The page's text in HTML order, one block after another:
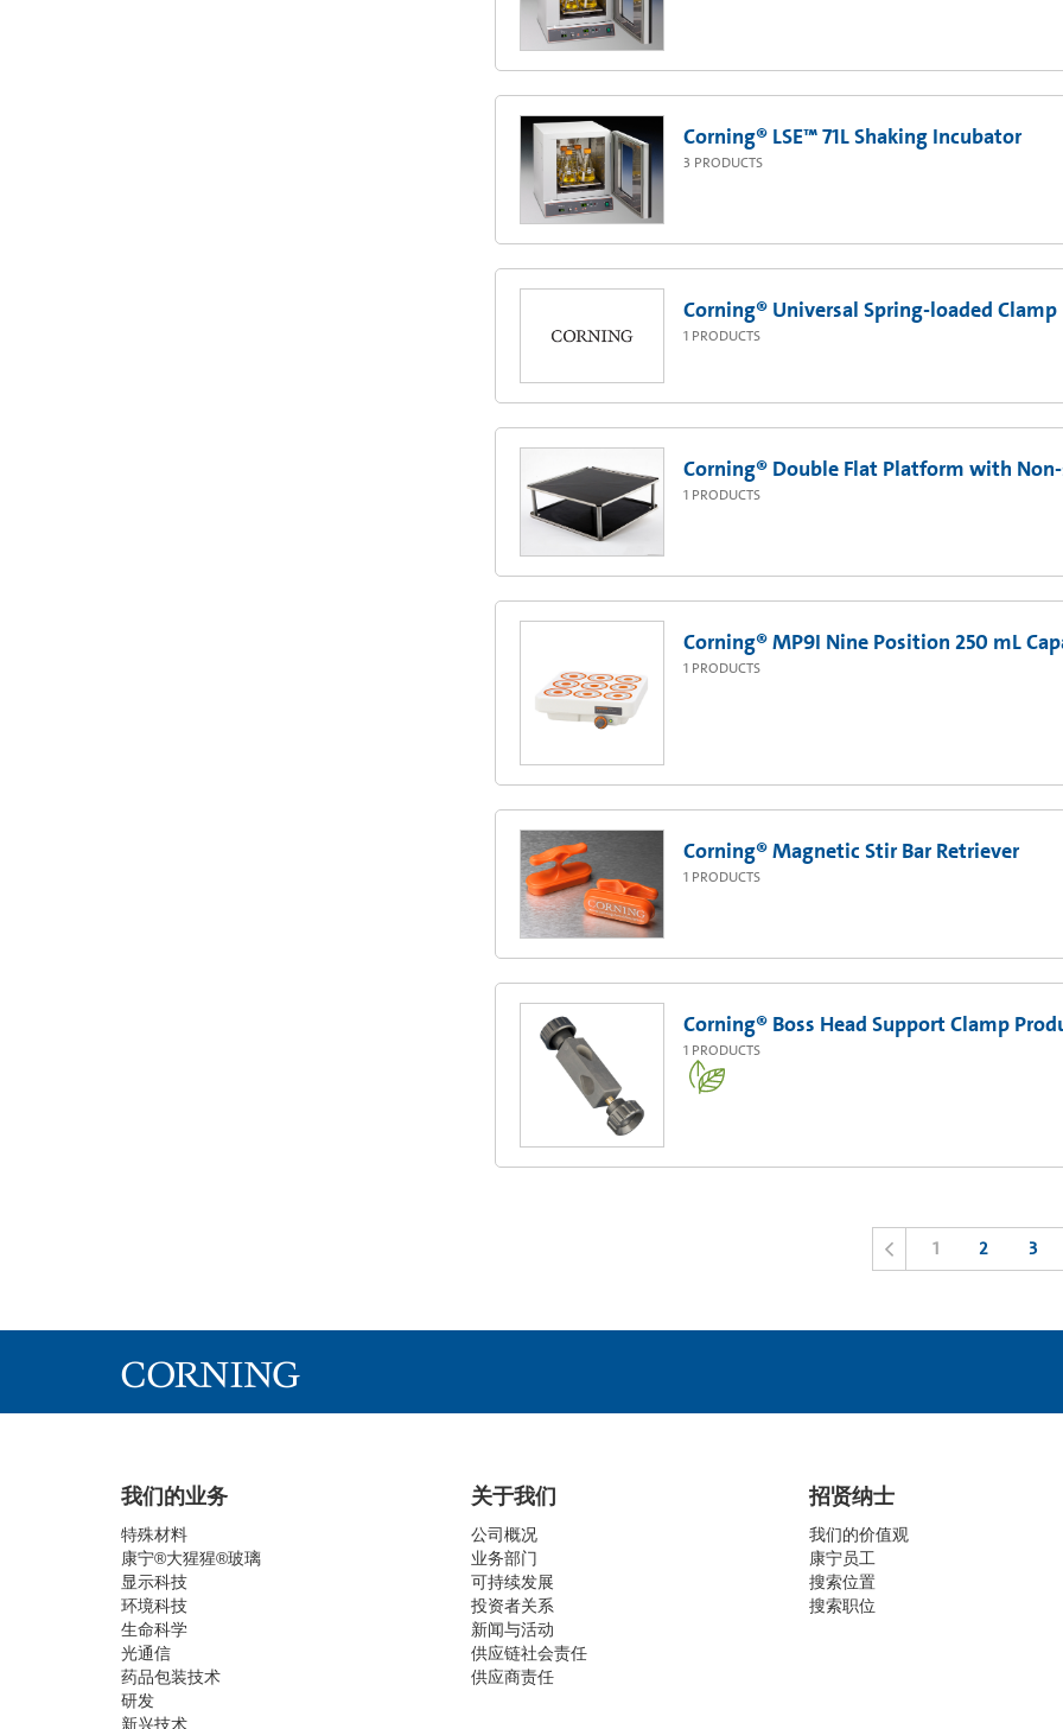
Corning® LSE™ 71L Shaking Incubator
3 PRODUCTS
Corning® Universal Spring-loaded
1 PRODUCTS
Corning® Double Flat Platform with
1 PRODUCTS
Corning® MP9I Nine Position 250 mL
1 PRODUCTS
Corning® Magnetic Stir Bar Retriever
1 PRODUCTS
Corning® Boss Head Support Clamp
1 PRODUCTS
1 2 3
我们的业务
特殊材料
康宁®大猩猩®玻璃
显示科技
环境科技
生命科学
光通信
药品包装技术
研发
新兴技术
关于我们
公司概况
业务部门
可持续发展
投资者关系
新闻与活动
供应链社会责任
供应商责任
招贤纳士
我们的价值观
康宁员工
搜索位置
搜索职位